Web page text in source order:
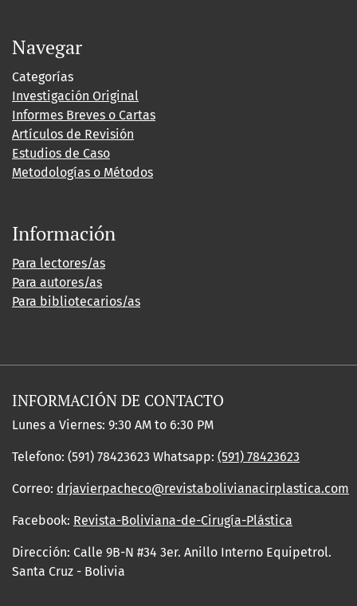
Navegar
Categorías
Investigación Original
Informes Breves o Cartas
Artículos de Revisión
Estudios de Caso
Metodologías o Métodos
Información
Para lectores/as
Para autores/as
Para bibliotecarios/as
INFORMACIÓN DE CONTACTO
Lunes a Viernes: 9:30 AM to 6:30 PM
Telefono: (591) 78423623 Whatsapp: (591) 78423623
Correo: drjavierpacheco@revistabolivianacirplastica.com
Facebook: Revista-Boliviana-de-Cirugía-Plástica
Dirección: Calle 9B-N #34 3er. Anillo Interno Equipetrol.
Santa Cruz - Bolivia